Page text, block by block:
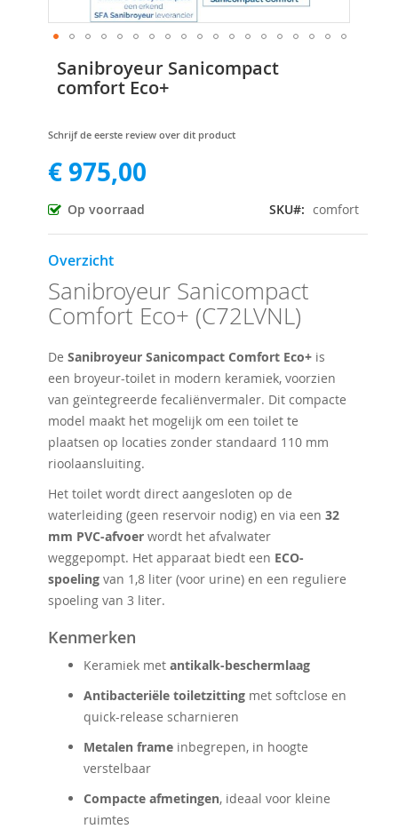
Sanibroyeur Sanicompact
comfort Eco+
Schrijf de eerste review over dit product
€ 975,00
Op voorraad SKU comfort
Overzicht
Sanibroyeur Sanicompact
Comfort Eco+ (C72LVNL)
De Sanibroyeur Sanicompact Comfort Eco+ is
een broyeur-toilet in modern keramiek, voorzien
van geïntegreerde fecaliënvermaler. Dit compacte
model maakt het mogelijk om een toilet te
plaatsen op locaties zonder standaard 110 mm
rioolaansluiting.
Het toilet wordt direct aangesloten op de
waterleiding (geen reservoir nodig) en via een 32
mm PVC-afvoer wordt het afvalwater
weggepompt. Het apparaat biedt een ECO-
spoeling van 1,8 liter (voor urine) en een reguliere
spoeling van 3 liter.
Kenmerken
Keramiek met antikalk-beschermlaag
Antibacteriële toiletzitting met softclose en
quick-release scharnieren
Metalen frame inbegrepen, in hoogte
verstelbaar
Compacte afmetingen, ideaal voor kleine
ruimtes
naar
het
van
afbeeldingen-
gallerij